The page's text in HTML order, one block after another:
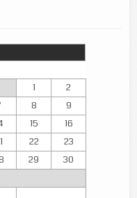
1
2
8
9
15
16
22
23
29
30